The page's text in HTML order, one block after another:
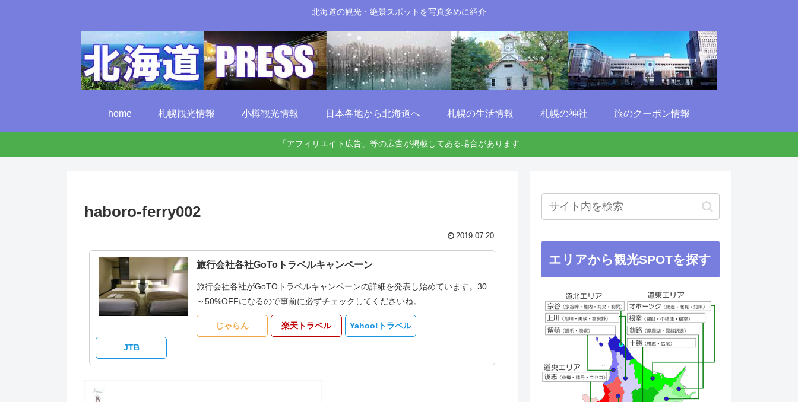
北海道の観光・絶景スポットを写真多めに紹介
home 札幌観光情報 小樽観光情報 日本各地から北海道へ 札幌の生活情報 札幌の神社 旅のクーポン情報
「アフィリエイト広告」等の広告が掲載してある場合があります
haboro-ferry002
2019.07.20
旅行会社各社GoToトラベルキャンペーン
旅行会社各社がGoTOトラベルキャンペーンの詳細を発表し始めています。30
～50%OFFになるので事前に必ずチェックしてくださいね。
じゃらん 楽天トラベル Yahoo!トラベル
JTB
エリアから観光SPOTを探す